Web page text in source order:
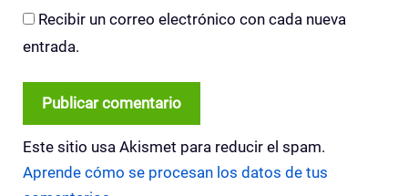
Recibir un correo electrónico con cada nueva
entrada.
Este sitio usa Akismet para reducir el spam.
Aprende cómo se procesan los datos de tus